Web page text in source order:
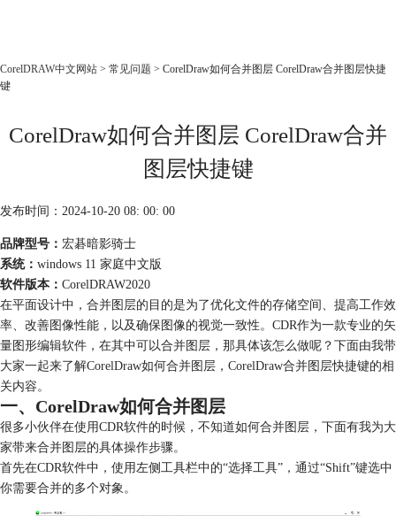
教程
下载
购买
CorelDRAW中文网站 > 常见问题 > CorelDraw如何合并图层 CorelDraw合并图层快捷
键
CorelDraw如何合并图层 CorelDraw合并
图层快捷键
发布时间：2024-10-20 08: 00: 00
品牌型号： 宏碁暗影骑士
系统： windows 11 家庭中文版
软件版本： CorelDRAW2020
在平面设计中，合并图层的目的是为了优化文件的存储空间、提高工作效
率、改善图像性能，以及确保图像的视觉一致性。CDR作为一款专业的矢
量图形编辑软件，在其中可以合并图层，那具体该怎么做呢？下面由我带
大家一起来了解CorelDraw如何合并图层，CorelDraw合并图层快捷键的相
关内容。
一、CorelDraw如何合并图层
很多小伙伴在使用CDR软件的时候，不知道如何合并图层，下面有我为大
家带来合并图层的具体操作步骤。
首先在CDR软件中，使用左侧工具栏中的“选择工具”，通过“Shift”键选中
你需要合并的多个对象。